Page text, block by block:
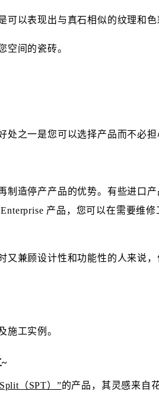
以表现出与真石相似的纹理和色
空间的瓷砖。
之一是您可以选择产品而不必担
制造停产产品的优势。有些进口
产品，您可以在需要维
又兼顾设计性和功能性的人来说
施工实例。
Split（SPT）”的产品，其灵感来自